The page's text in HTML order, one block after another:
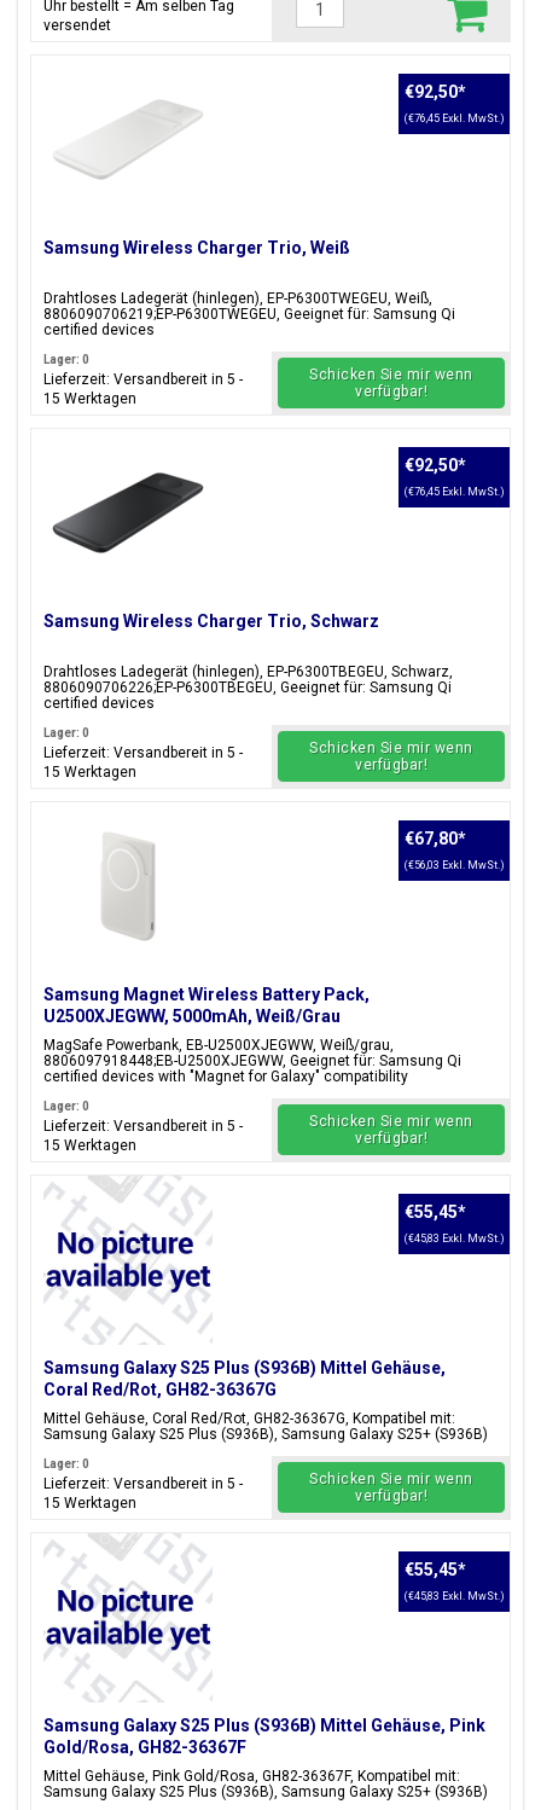
Uhr bestellt = Am selben Tag
versendet
Samsung Wireless Charger Trio, Weiß
Drahtloses Ladegerät (hinlegen), EP-P6300TWEGEU, Weiß,
8806090706219;EP-P6300TWEGEU, Geeignet für: Samsung Qi
certified devices
€92,50*
(€76,45 Exkl. MwSt.)
Lager: 0
Lieferzeit: Versandbereit in 5 -
15 Werktagen
Schicken Sie mir wenn
verfügbar!
Samsung Wireless Charger Trio, Schwarz
Drahtloses Ladegerät (hinlegen), EP-P6300TBEGEU, Schwarz,
8806090706226;EP-P6300TBEGEU, Geeignet für: Samsung Qi
certified devices
€92,50*
(€76,45 Exkl. MwSt.)
Lager: 0
Lieferzeit: Versandbereit in 5 -
15 Werktagen
Schicken Sie mir wenn
verfügbar!
Samsung Magnet Wireless Battery Pack,
U2500XJEGWW, 5000mAh, Weiß/Grau
MagSafe Powerbank, EB-U2500XJEGWW, Weiß/grau,
8806097918448;EB-U2500XJEGWW, Geeignet für: Samsung Qi
certified devices with "Magnet for Galaxy" compatibility
€67,80*
(€56,03 Exkl. MwSt.)
Lager: 0
Lieferzeit: Versandbereit in 5 -
15 Werktagen
Schicken Sie mir wenn
verfügbar!
Samsung Galaxy S25 Plus (S936B) Mittel Gehäuse,
Coral Red/Rot, GH82-36367G
Mittel Gehäuse, Coral Red/Rot, GH82-36367G, Kompatibel mit:
Samsung Galaxy S25 Plus (S936B), Samsung Galaxy S25+ (S936B)
€55,45*
(€45,83 Exkl. MwSt.)
Lager: 0
Lieferzeit: Versandbereit in 5 -
15 Werktagen
Schicken Sie mir wenn
verfügbar!
Samsung Galaxy S25 Plus (S936B) Mittel Gehäuse, Pink
Gold/Rosa, GH82-36367F
Mittel Gehäuse, Pink Gold/Rosa, GH82-36367F, Kompatibel mit:
Samsung Galaxy S25 Plus (S936B), Samsung Galaxy S25+ (S936B)
€55,45*
(€45,83 Exkl. MwSt.)